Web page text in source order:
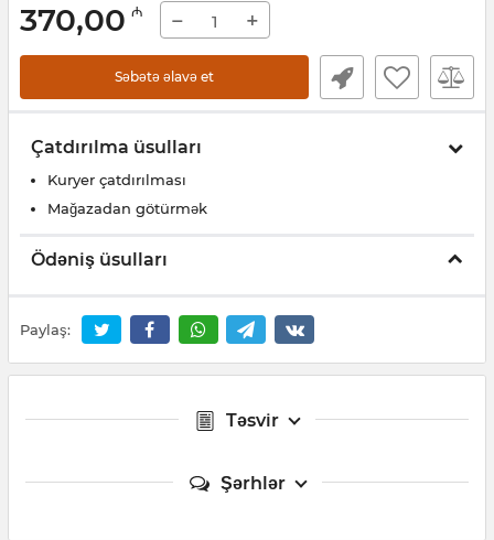
370,00 ₼ − +
Səbətə əlavə et
Çatdırılma üsulları
Kuryer çatdırılması
Mağazadan götürmək
Ödəniş üsulları
Paylaş:
Təsvir
Şərhlər